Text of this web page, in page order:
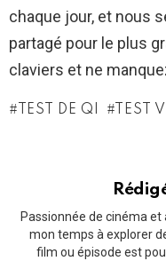
chaque jour, et nous
partagé pour le plus
claviers et ne
TEST DE QI TEST
Passionnée de cinéma et
mon temps à explorer
film ou épisode est